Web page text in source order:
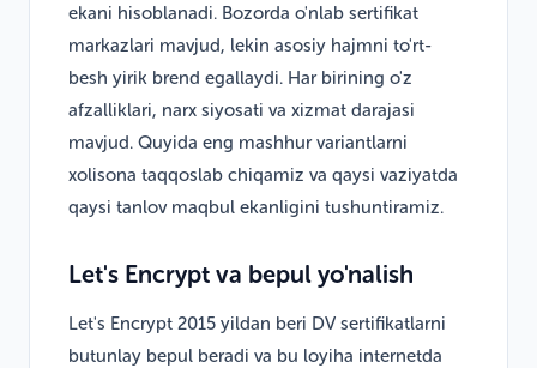
ekani hisoblanadi. Bozorda o'nlab sertifikat
markazlari mavjud, lekin asosiy hajmni to'rt-
besh yirik brend egallaydi. Har birining o'z
afzalliklari, narx siyosati va xizmat darajasi
mavjud. Quyida eng mashhur variantlarni
xolisona taqqoslab chiqamiz va qaysi vaziyatda
qaysi tanlov maqbul ekanligini tushuntiramiz.
Let's Encrypt va bepul yo'nalish
Let's Encrypt 2015 yildan beri DV sertifikatlarni
butunlay bepul beradi va bu loyiha internetda